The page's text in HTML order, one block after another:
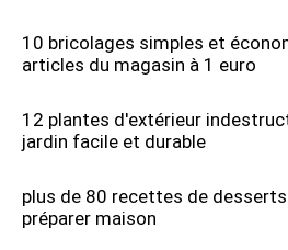
10 bricolages simples et
articles du magasin à 1 euro
12 plantes d'extérieur
jardin facile et durable
plus de 80 recettes de
préparer maison